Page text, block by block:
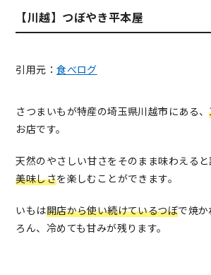
【川越】つぼやき平本屋
引用元：食べログ
さつまいもが特産の埼玉県川越市にある、
お店です。
天然のやさしい甘さをそのまま味わえる
美味しさを楽しむことができます。
いもは開店から使い続けているつぼで焼
ろん、冷めても甘みが残ります。